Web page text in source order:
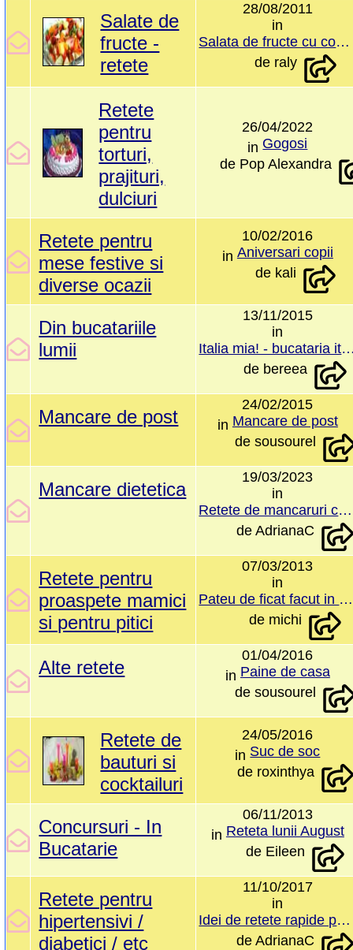
Salate de
fructe -
retete
28/08/2011
in
Salata de fructe cu coniac si sampanie
de raly
Retete
pentru
torturi,
prajituri,
dulciuri
26/04/2022
inGogosi
de Pop Alexandra
Retete pentru
mese festive si
diverse ocazii
10/02/2016
inAniversari copii
de kali
Din bucatariile
lumii
13/11/2015
in
Italia mia! -
de bereea
Mancare de post
24/02/2015
inMancare de post
desousourel
Mancare dietetica
19/03/2023
in
Retete de mancaruri cu pui pentru regim
deAdrianaC
Retete pentru
proaspete mamici
si pentru pitici
07/03/2013
in
Pateu de ficat facut in casa
de michi
Alte retete
01/04/2016
in Paine de casa
desousourel
Retete de
bauturi si
cocktailuri
24/05/2016
inSuc de soc
de roxinthya
Concursuri - In
Bucatarie
06/11/2013
inReteta lunii August
de Eileen
Retete pentru
hipertensivi /
diabetici / etc
11/10/2017
in
Idei de retete rapide pentru hipertensivi
deAdrianaC